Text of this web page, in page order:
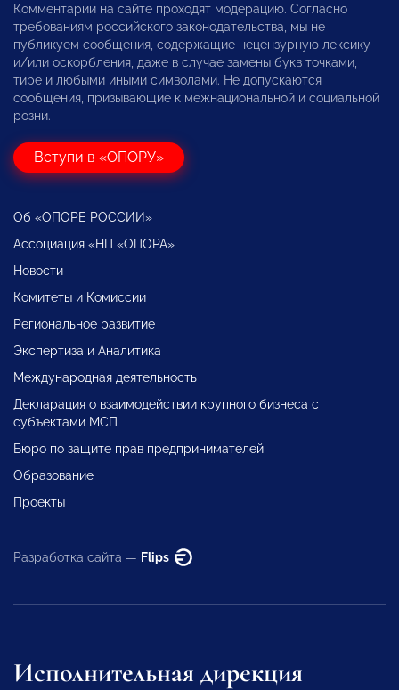
Комментарии на сайте проходят модерацию. Согласно
требованиям российского законодательства, мы не
публикуем сообщения, содержащие нецензурную лексику
и/или оскорбления, даже в случае замены букв точками,
тире и любыми иными символами. Не допускаются
сообщения, призывающие к межнациональной и социальной
розни.
Вступи в «ОПОРУ»
Об «ОПОРЕ РОССИИ»
Ассоциация «НП «ОПОРА»
Новости
Комитеты и Комиссии
Региональное развитие
Экспертиза и Аналитика
Международная деятельность
Декларация о взаимодействии крупного бизнеса с
субъектами МСП
Бюро по защите прав предпринимателей
Образование
Проекты
Разработка сайта — Flips
Исполнительная дирекция